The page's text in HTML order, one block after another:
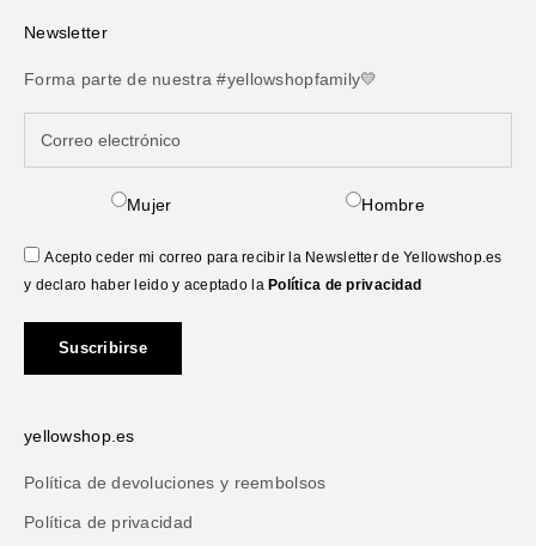
Newsletter
Forma parte de nuestra #yellowshopfamily💛
Mujer Hombre
Acepto ceder mi correo para recibir la Newsletter de Yellowshop.es
y declaro haber leido y aceptado la Política de privacidad
Suscribirse
yellowshop.es
Política de devoluciones y reembolsos
Política de privacidad